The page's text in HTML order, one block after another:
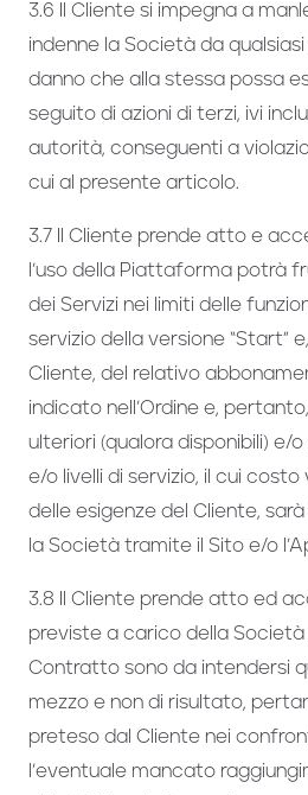
3.6 Il Cliente si impegna a
indenne la Società da
danno che alla stessa possa
seguito di azioni di terzi, ivi
autorità, conseguenti a
cui al presente articolo.
3.7 Il Cliente prende atto e
l’uso della Piattaforma potrà
dei Servizi nei limiti delle
servizio della versione “Start”
Cliente, del relativo
indicato nell’Ordine e,
ulteriori (qualora disponibili) e/
e/o livelli di servizio, il cui
delle esigenze del Cliente,
la Società tramite il Sito e/o
3.8 Il Cliente prende atto ed
previste a carico della
Contratto sono da intendersi
mezzo e non di risultato,
preteso dal Cliente nei
l’eventuale mancato